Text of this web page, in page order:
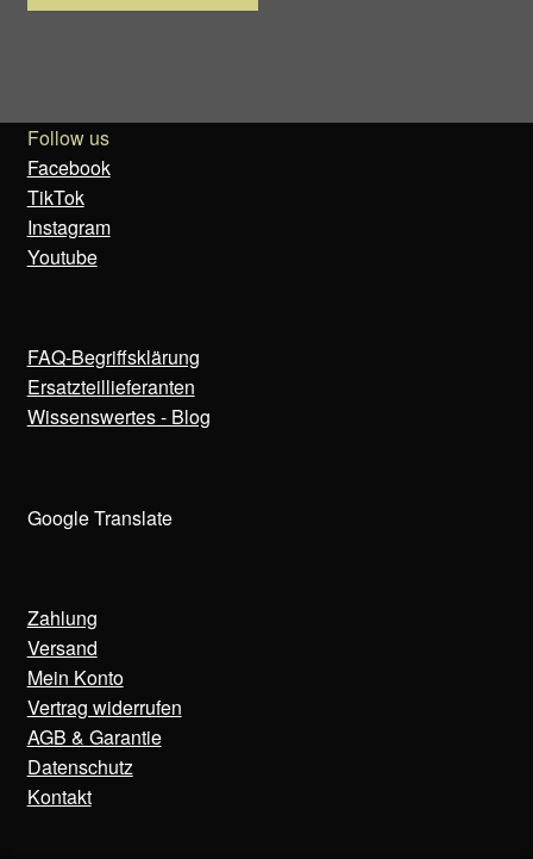
Follow us
Facebook
TikTok
Instagram
Youtube
FAQ-Begriffsklärung
Ersatzteillieferanten
Wissenswertes - Blog
Google Translate
Zahlung
Versand
Mein Konto
Vertrag widerrufen
AGB & Garantie
Datenschutz
Kontakt